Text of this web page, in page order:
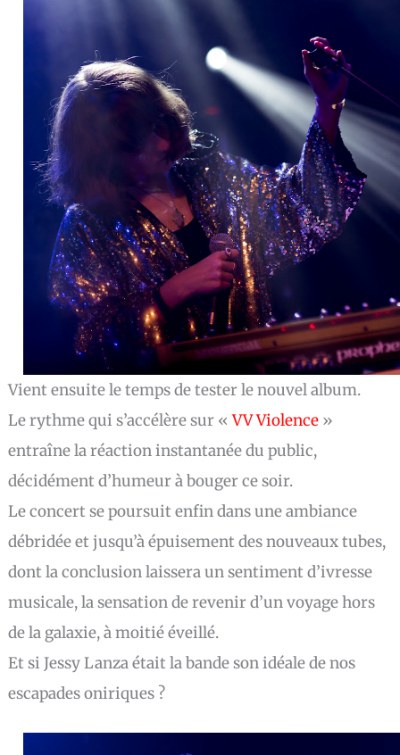
Vient ensuite le temps de tester le nouvel album.
Le rythme qui s’accélère sur «VV Violence »
entraîne la réaction instantanée du public,
décidément d’humeur à bouger ce soir.
Le concert se poursuit enfin dans une ambiance
débridée et jusqu’à épuisement des nouveaux tubes,
dont la conclusion laissera un sentiment d’ivresse
musicale, la sensation de revenir d’un voyage hors
de la galaxie, à moitié éveillé.
Et si Jessy Lanza était la bande son idéale de nos
escapades oniriques ?